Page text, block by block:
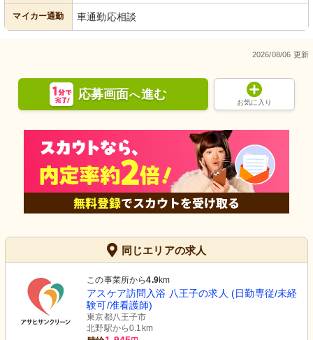
マイカー通勤 車通勤応相談
2026/08/06 更新
応募画面へ進む
お気に入り
同じエリアの求人
この事業所から4.9km
アスケア訪問入浴 八王子の求人 (日勤専従/未経
験可/准看護師)
東京都八王子市
北野駅から0.1km